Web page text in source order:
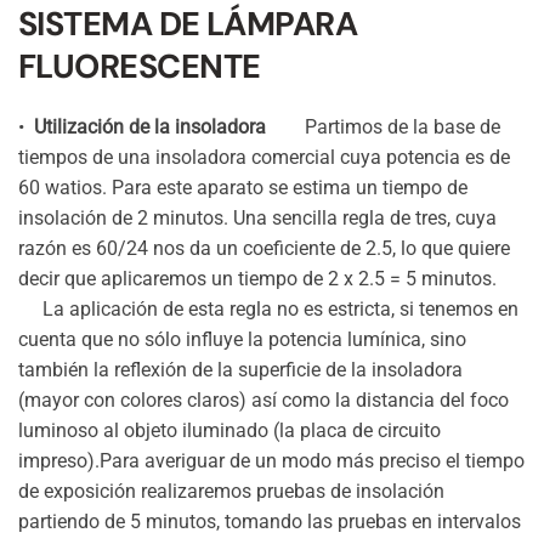
Lámpara
Fluorescente
SISTEMA DE LÁMPARA
FLUORESCENTE
• Utilización de la insoladora Partimos de la base de
tiempos de una insoladora comercial cuya potencia es de
60 watios. Para este aparato se estima un tiempo de
insolación de 2 minutos. Una sencilla regla de tres, cuya
razón es 60/24 nos da un coeficiente de 2.5, lo que quiere
decir que aplicaremos un tiempo de 2 x 2.5 = 5 minutos.
La aplicación de esta regla no es estricta, si tenemos en
cuenta que no sólo influye la potencia lumínica, sino
también la reflexión de la superficie de la insoladora
(mayor con colores claros) así como la distancia del foco
luminoso al objeto iluminado (la placa de circuito
impreso).Para averiguar de un modo más preciso el tiempo
de exposición realizaremos pruebas de insolación
partiendo de 5 minutos, tomando las pruebas en intervalos